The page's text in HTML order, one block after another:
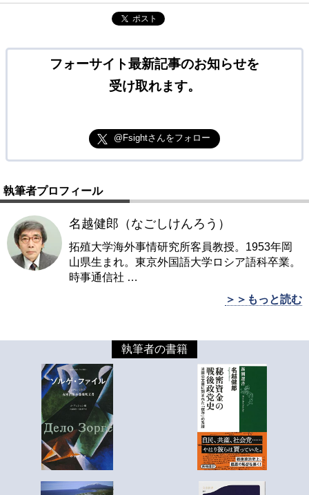
ポスト
フォーサイト最新記事のお知らせを
受け取れます。
@Fsightさんをフォロー
執筆者プロフィール
名越健郎（なごしけんろう）
拓殖大学海外事情研究所客員教授。1953年岡
山県生まれ。東京外国語大学ロシア語科卒業。
時事通信社 …
＞＞もっと読む
執筆者の書籍